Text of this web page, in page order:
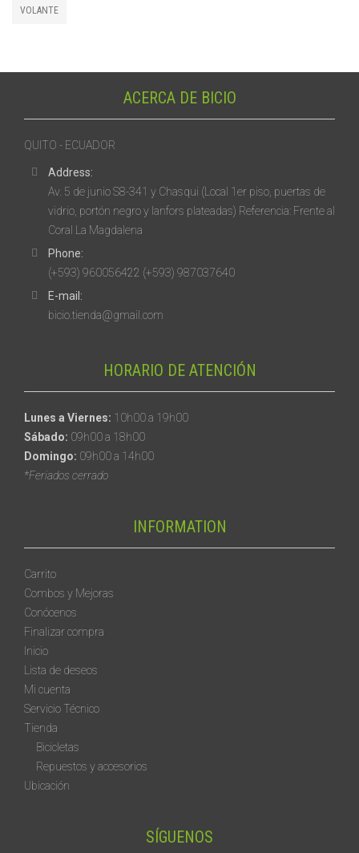
VOLANTE
ACERCA DE BICIO
QUITO - ECUADOR
Address:
Av. 5 de junio S8-341 y Chasqui (Local 1er piso, puertas de
vidrio, portón negro y lanfors plateadas) Referencia: Frente al
Coral La Magdalena
Phone:
(+593) 960056422 (+593) 987037640
E-mail:
bicio.tienda@gmail.com
HORARIO DE ATENCIÓN
Lunes a Viernes: 10h00 a 19h00
Sábado: 09h00 a 18h00
Domingo: 09h00 a 14h00
*Feriados cerrado
INFORMATION
Carrito
Combos y Mejoras
Conócenos
Finalizar compra
Inicio
Lista de deseos
Mi cuenta
Servicio Técnico
Tienda
Bicicletas
Repuestos y accesorios
Ubicación
SÍGUENOS